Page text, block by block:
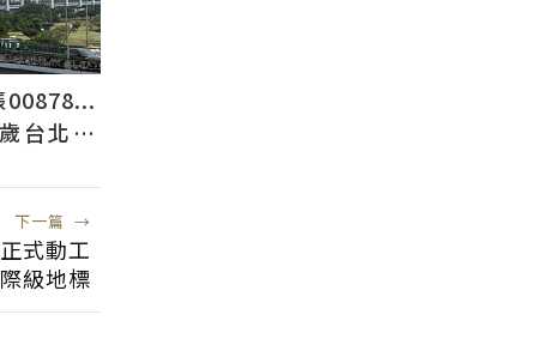
00878...
台北人
下一篇 →
式動工
級地標